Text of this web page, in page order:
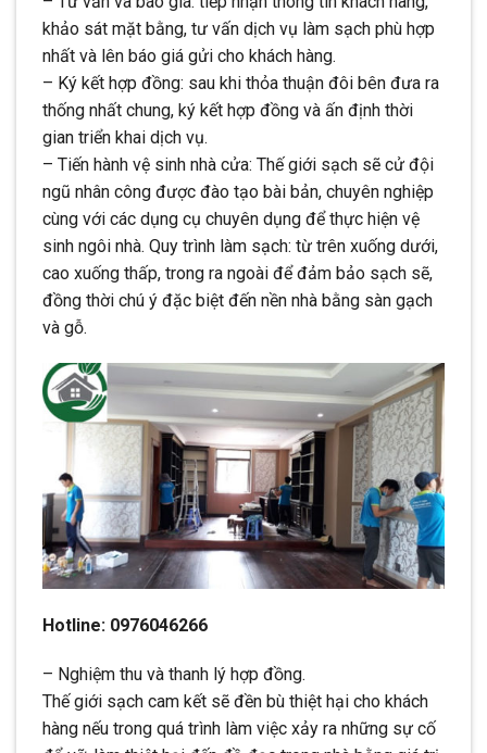
khảo sát mặt bằng, tư vấn dịch vụ làm sạch phù hợp
nhất và lên báo giá gửi cho khách hàng.
– Ký kết hợp đồng: sau khi thỏa thuận đôi bên đưa ra
thống nhất chung, ký kết hợp đồng và ấn định thời
gian triển khai dịch vụ.
– Tiến hành vệ sinh nhà cửa: Thế giới sạch sẽ cử đội
ngũ nhân công được đào tạo bài bản, chuyên nghiệp
cùng với các dụng cụ chuyên dụng để thực hiện vệ
sinh ngôi nhà. Quy trình làm sạch: từ trên xuống dưới,
cao xuống thấp, trong ra ngoài để đảm bảo sạch sẽ,
đồng thời chú ý đặc biệt đến nền nhà bằng sàn gạch
và gỗ.
Hotline: 0976046266
– Nghiệm thu và thanh lý hợp đồng.
Thế giới sạch cam kết sẽ đền bù thiệt hại cho khách
hàng nếu trong quá trình làm việc xảy ra những sự cố